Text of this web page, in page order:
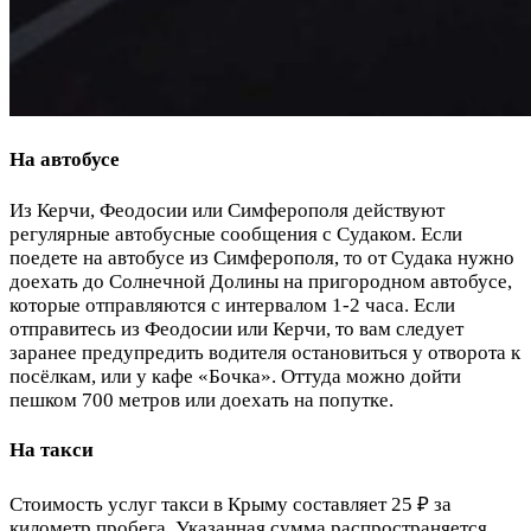
На автобусе
Из Керчи, Феодосии или Симферополя действуют
регулярные автобусные сообщения с Судаком. Если
поедете на автобусе из Симферополя, то от Судака нужно
доехать до Солнечной Долины на пригородном автобусе,
которые отправляются с интервалом 1-2 часа. Если
отправитесь из Феодосии или Керчи, то вам следует
заранее предупредить водителя остановиться у отворота к
посёлкам, или у кафе «Бочка». Оттуда можно дойти
пешком 700 метров или доехать на попутке.
На такси
Стоимость услуг такси в Крыму составляет 25 ₽ за